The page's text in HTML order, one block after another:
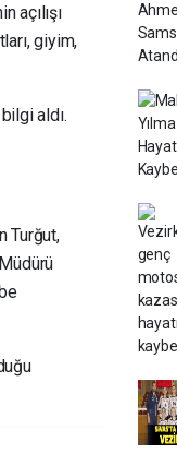
açılışı
giyim,
aldı.
Turğut,